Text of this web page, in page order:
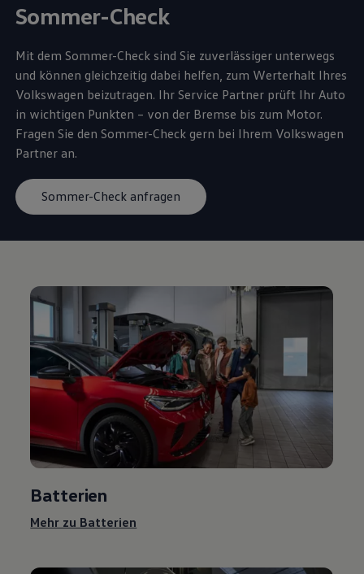
Sommer-Check
Mit dem Sommer-Check sind Sie zuverlässiger unterwegs
und können gleichzeitig dabei helfen, zum Werterhalt Ihres
Volkswagen beizutragen. Ihr Service Partner prüft Ihr Auto
in wichtigen Punkten – von der Bremse bis zum Motor.
Fragen Sie den Sommer-Check gern bei Ihrem Volkswagen
Partner an.
Sommer-Check anfragen
Batterien
Mehr zu Batterien